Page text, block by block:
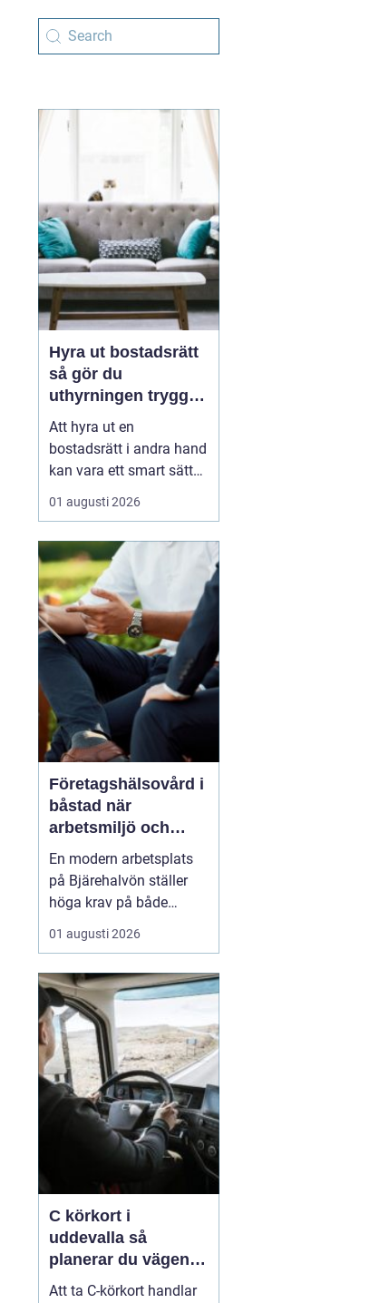
Hyra ut bostadsrätt
så gör du
uthyrningen trygg,
laglig och lönsam
Att hyra ut en
bostadsrätt i andra hand
kan vara ett smart sätt
att täcka kostnader eller
behålla boendet under
stad. Samtidigt upplever
många att regler,
tillstånd, hyresnivå och
försäkringar känns
krångliga. Med rätt
kunskap gå...
01 augusti 2026
Företagshälsovård i
båstad när
arbetsmiljö och
specialistkunskap
möts
En modern arbetsplats
på Bjärehalvön ställer
höga krav på både
ledning och
medarbetare. Tempot är
breda och gränsen
mellan jobb och privatliv
blir ibland suddig.
Samtidigt förväntas
hållbara prestationer
över tid. I den verkligh...
01 augusti 2026
C körkort i
uddevalla så
planerar du vägen
mot tung lastbil
Att ta C-körkort handlar